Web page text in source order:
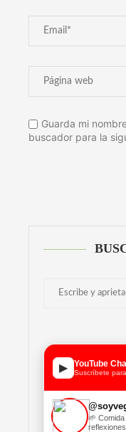
Guarda mi
buscador para la
▶ YouTube
Suscríbete
🌱 Comida